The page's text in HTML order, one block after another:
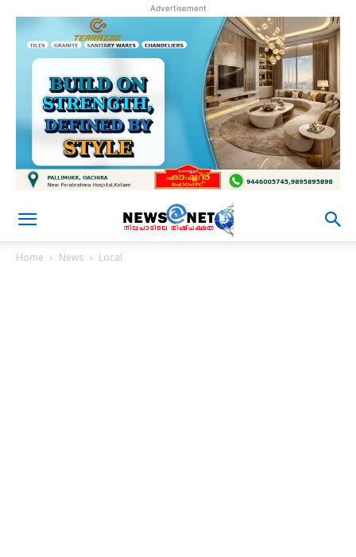
Advertisement
Home News Local